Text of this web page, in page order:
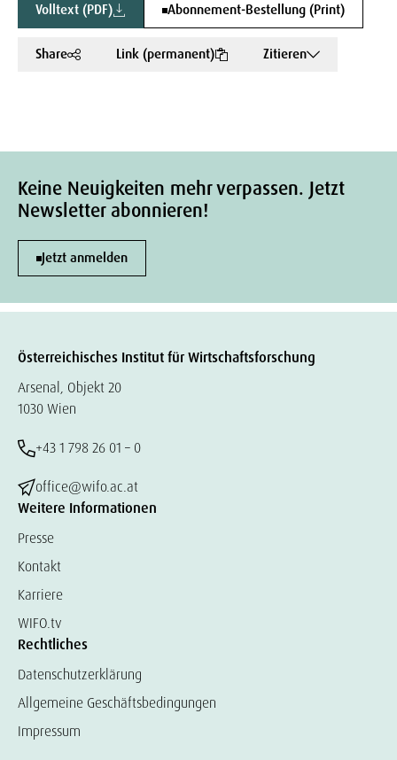
Volltext (PDF) Abonnement-Bestellung (Print)
Share Link (permanent) Zitieren
Keine Neuigkeiten mehr verpassen. Jetzt
Newsletter abonnieren!
Jetzt anmelden
Österreichisches Institut für Wirtschaftsforschung
Arsenal, Objekt 20
1030 Wien
+43 1 798 26 01 – 0
office@wifo.ac.at
Weitere Informationen
Presse
Kontakt
Karriere
WIFO.tv
Rechtliches
Datenschutzerklärung
Allgemeine Geschäftsbedingungen
Impressum